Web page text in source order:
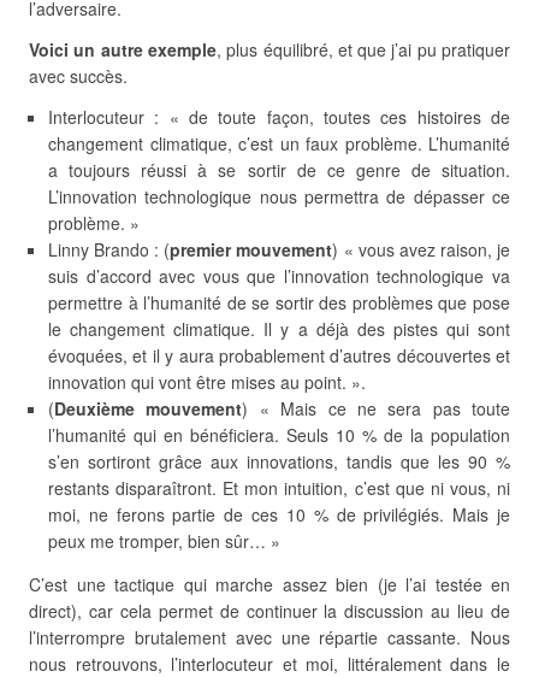
l’adversaire.
Voici un autre exemple, plus équilibré, et que j’ai pu pratiquer
avec succès.
Interlocuteur : « de toute façon, toutes ces histoires de
changement climatique, c’est un faux problème. L’humanité
a toujours réussi à se sortir de ce genre de situation.
L’innovation technologique nous permettra de dépasser ce
problème. »
Linny Brando : (premier mouvement) « vous avez raison, je
suis d’accord avec vous que l’innovation technologique va
permettre à l’humanité de se sortir des problèmes que pose
le changement climatique. Il y a déjà des pistes qui sont
évoquées, et il y aura probablement d’autres découvertes et
innovation qui vont être mises au point. ».
(Deuxième mouvement) « Mais ce ne sera pas toute
l’humanité qui en bénéficiera. Seuls 10 % de la population
s’en sortiront grâce aux innovations, tandis que les 90 %
restants disparaîtront. Et mon intuition, c’est que ni vous, ni
moi, ne ferons partie de ces 10 % de privilégiés. Mais je
peux me tromper, bien sûr… »
C’est une tactique qui marche assez bien (je l’ai testée en
direct), car cela permet de continuer la discussion au lieu de
l’interrompre brutalement avec une répartie cassante. Nous
nous retrouvons, l’interlocuteur et moi, littéralement dans le